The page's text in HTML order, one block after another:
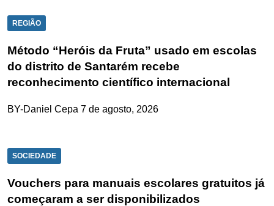
REGIÃO
Método “Heróis da Fruta” usado em escolas
do distrito de Santarém recebe
reconhecimento científico internacional
BY-Daniel Cepa 7 de agosto, 2026
SOCIEDADE
Vouchers para manuais escolares gratuitos já
começaram a ser disponibilizados